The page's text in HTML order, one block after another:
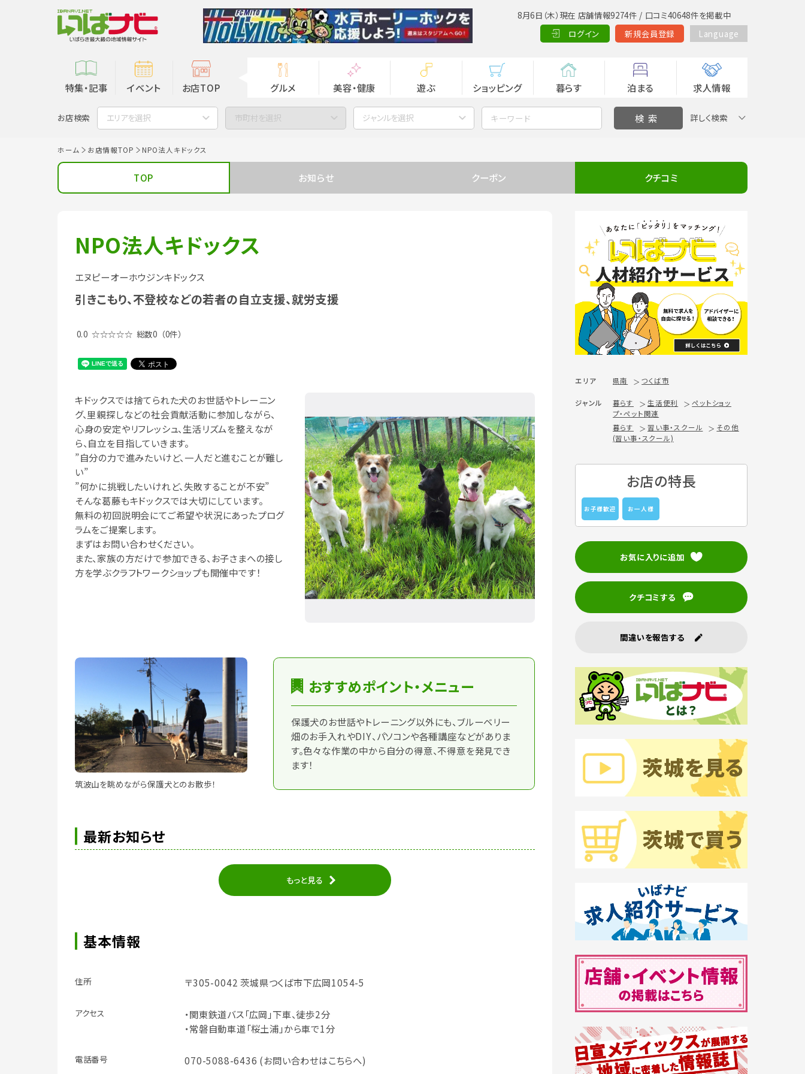
8月6日（木）現在 店舗情報9274件 / 口コミ40648件を掲載中
ログイン
新規会員登録 Language
特集・記事 イベント お店TOP グルメ 美容・健康 遊ぶ ショッピング 暮らす 泊まる 求人情報
お店検索 エリアを選択 市町村を選択 ジャンルを選択 詳しく検索
ホーム お店情報TOP NPO法人キドックス
TOP お知らせ クーポン クチコミ
NPO法人キドックス
エヌピーオーホウジンキドックス
引きこもり、不登校などの若者の自立支援、就労支援
0.0 ☆☆☆☆☆ 総数0 （0件）
キドックスでは捨てられた犬のお世話やトレーニン
グ、里親探しなどの社会貢献活動に参加しながら、
心身の安定やリフレッシュ、生活リズムを整えなが
ら、自立を目指していきます。
”自分の力で進みたいけど、一人だと進むことが難し
い”
”何かに挑戦したいけれど、失敗することが不安”
そんな葛藤もキドックスでは大切にしています。
無料の初回説明会にてご希望や状況にあったプログ
ラムをご提案します。
まずはお問い合わせください。
また、家族の方だけで参加できる、お子さまへの接し
方を学ぶクラフトワークショップも開催中です！
筑波山を眺めながら保護犬とのお散歩！
おすすめポイント・メニュー
保護犬のお世話やトレーニング以外にも、ブルーベリー
畑のお手入れやDIY、パソコンや各種講座などがありま
す。色々な作業の中から自分の得意、不得意を発見でき
ます！
最新お知らせ
もっと見る
基本情報
住所 〒305-0042 茨城県つくば市下広岡1054-5
アクセス
・関東鉄道バス「広岡」下車、徒歩2分
・常磐自動車道「桜土浦」から車で1分
電話番号 070-5088-6436 (お問い合わせはこちらへ)
エリア 県南 つくば市
ジャンル 暮らす 生活便利
ペットショッ
プ・ペット関連
暮らす
習い事・スクール
その他
(習い事・スクール)
お店の特長
お子様歓迎 お一人様
お気に入りに追加
クチコミする
間違いを報告する